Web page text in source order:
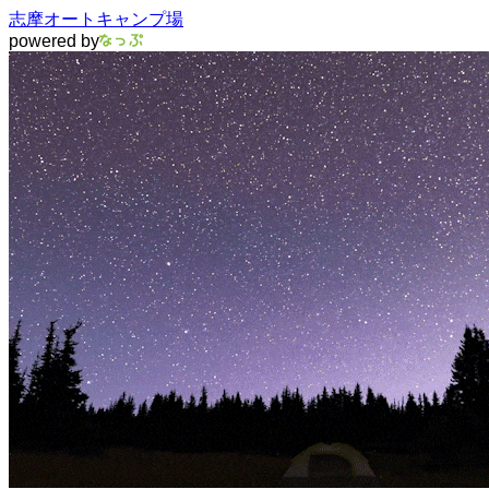
志摩オートキャンプ場
powered by